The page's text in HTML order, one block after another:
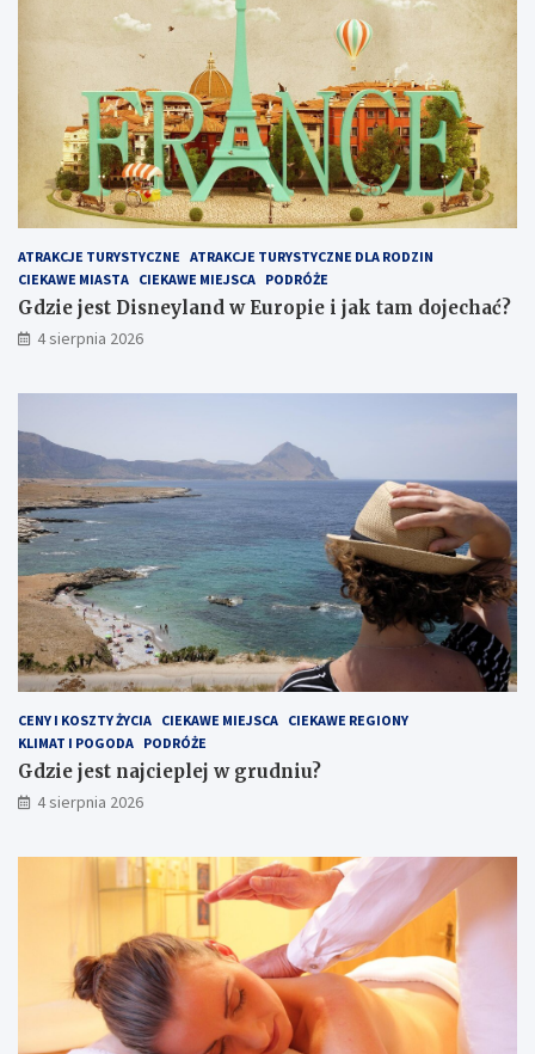
ATRAKCJE TURYSTYCZNE ATRAKCJE TURYSTYCZNE DLA RODZIN
CIEKAWE MIASTA CIEKAWE MIEJSCA PODRÓŻE
Gdzie jest Disneyland w Europie i jak tam dojechać?
4 sierpnia 2026
CENY I KOSZTY ŻYCIA CIEKAWE MIEJSCA CIEKAWE REGIONY
KLIMAT I POGODA PODRÓŻE
Gdzie jest najcieplej w grudniu?
4 sierpnia 2026